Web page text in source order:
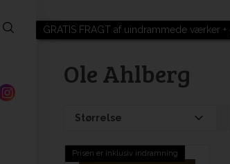
GRATIS FRAGT af uindrammede værker
Ole Ahlberg
Størrelse
Prisen er inklusiv indramning